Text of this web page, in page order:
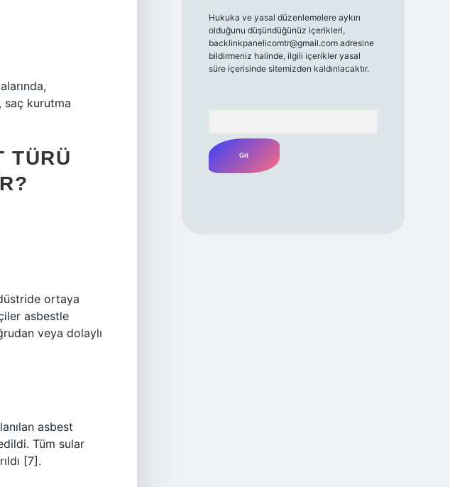
saç kurutma
TÜRÜ
ortaya
asbestle
veya dolaylı
asbest
Tüm sular
[7].
Hukuka ve yasal düzenlemelere aykırı
olduğunu düşündüğünüz içerikleri,
backlinkpanelicomtr@gmail.comadresine
bildirmeniz halinde, ilgili içerikler yasal
süre içerisinde sitemizden kaldırılacaktır.